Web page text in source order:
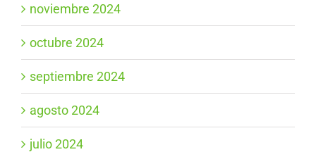
noviembre 2024
octubre 2024
septiembre 2024
agosto 2024
julio 2024